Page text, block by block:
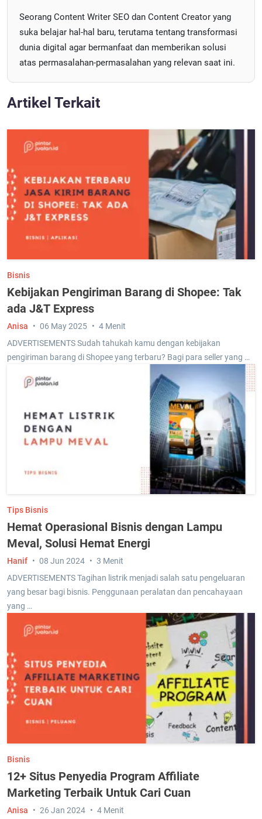
Seorang Content Writer SEO dan Content Creator yang
suka belajar hal-hal baru, terutama tentang transformasi
dunia digital agar bermanfaat dan memberikan solusi
atas permasalahan-permasalahan yang relevan saat ini.
Artikel Terkait
Bisnis
Kebijakan Pengiriman Barang di Shopee: Tak
ada J&T Express
ADVERTISEMENTS Sudah tahukah kamu dengan kebijakan
pengiriman barang di Shopee yang terbaru? Bagi para seller yang …
Anisa 06 May 2025 4 Menit
Tips Bisnis
Hemat Operasional Bisnis dengan Lampu
Meval, Solusi Hemat Energi
ADVERTISEMENTS Tagihan listrik menjadi salah satu pengeluaran
yang besar bagi bisnis. Penggunaan peralatan dan pencahayaan
yang …
Hanif 08 Jun 2024 3 Menit
Bisnis
12+ Situs Penyedia Program Affiliate
Marketing Terbaik Untuk Cari Cuan
Anisa 26 Jan 2024 4 Menit